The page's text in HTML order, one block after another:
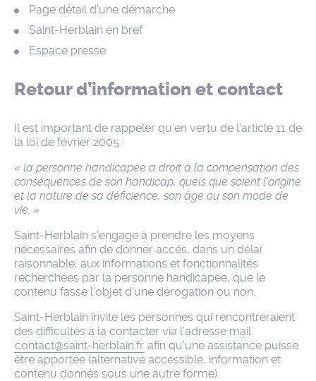
Page détail d’une démarche
Saint-Herblain en bref
Espace presse
Retour d’information et contact
Il est important de rappeler qu’en vertu de l’article 11 de
la loi de février 2005 :
« la personne handicapée a droit à la compensation des
conséquences de son handicap, quels que soient l’origine
et la nature de sa déficience, son âge ou son mode de
vie. »
Saint-Herblain s’engage à prendre les moyens
nécessaires afin de donner accès, dans un délai
raisonnable, aux informations et fonctionnalités
recherchées par la personne handicapée, que le
contenu fasse l’objet d’une dérogation ou non.
Saint-Herblain invite les personnes qui rencontreraient
des difficultés à la contacter via l’adresse mail
contact@saint-herblain.fr afin qu’une assistance puisse
être apportée (alternative accessible, information et
contenu donnés sous une autre forme).